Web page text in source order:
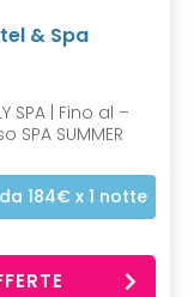
& Spa
SPA | Fino al –
SPA SUMMER
da 184€ x 1 notte